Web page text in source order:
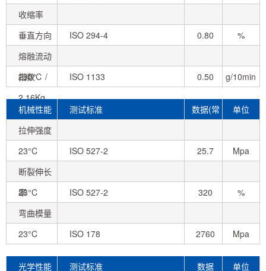
收缩率
垂直方向
ISO 294-4 0.80
%
熔融流动
指数
230℃ /
2.16Kg
ISO 1133 0.50 g/10min
机械性能 测试标准
数据(常
单位
拉伸强度
23°C
ISO 527-2 25.7
Mpa
断裂伸长
率
23°C ISO 527-2 320
%
弯曲模量
23°C
ISO 178 2760 Mpa
光学性能 测试标准 数据
单位